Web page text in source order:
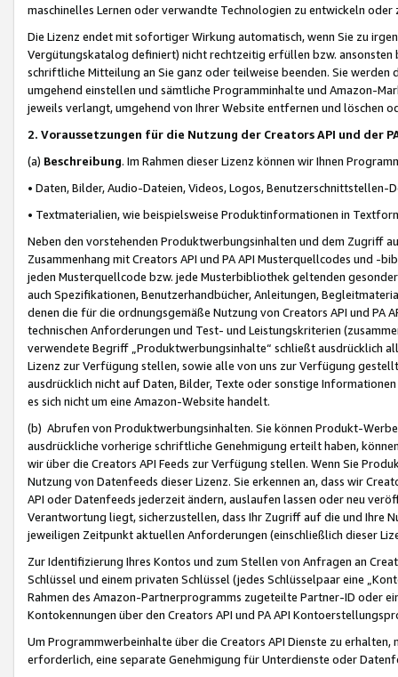
maschinelles Lernen oder verwandte Technologien zu entwickeln
Die Lizenz endet mit sofortiger Wirkung automatisch, wenn Sie zu
Vergütungskatalog definiert) nicht rechtzeitig erfüllen bzw. ansonsten
schriftliche Mitteilung an Sie ganz oder teilweise beenden. Sie werden
umgehend einstellen und sämtliche Programminhalte und Amazon-
jeweils verlangt, umgehend von Ihrer Website entfernen und löschen
2. Voraussetzungen für die Nutzung der Creators API und der
(a) Beschreibung. Im Rahmen dieser Lizenz können wir Ihnen
• Daten, Bilder, Audio-Dateien, Videos, Logos, Benutzerschnittstellen-
• Textmaterialien, wie beispielsweise Produktinformationen in
Neben den vorstehenden Produktwerbungsinhalten und dem Zugriff
Zusammenhang mit Creators API und PA API Musterquellcodes und
jeden Musterquellcode bzw. jede Musterbibliothek geltenden
auch Spezifikationen, Benutzerhandbücher, Anleitungen,
denen die für die ordnungsgemäße Nutzung von Creators API und PA
technischen Anforderungen und Test- und Leistungskriterien
verwendete Begriff „Produktwerbungsinhalte“ schließt ausdrücklich
Lizenz zur Verfügung stellen, sowie alle von uns zur Verfügung
ausdrücklich nicht auf Daten, Bilder, Texte oder sonstige
es sich nicht um eine Amazon-Website handelt.
(b) Abrufen von Produktwerbungsinhalten. Sie können Produkt-
ausdrückliche vorherige schriftliche Genehmigung erteilt haben,
wir über die Creators API Feeds zur Verfügung stellen. Wenn Sie
Nutzung von Datenfeeds dieser Lizenz. Sie erkennen an, dass wir
API oder Datenfeeds jederzeit ändern, auslaufen lassen oder neu
Verantwortung liegt, sicherzustellen, dass Ihr Zugriff auf die und Ihre
jeweiligen Zeitpunkt aktuellen Anforderungen (einschließlich dieser
Zur Identifizierung Ihres Kontos und zum Stellen von Anfragen an
Schlüssel und einem privaten Schlüssel (jedes Schlüsselpaar eine
Rahmen des Amazon-Partnerprogramms zugeteilte Partner-ID oder
Kontokennungen über den Creators API und PA API
Um Programmwerbeinhalte über die Creators API Dienste zu
erforderlich, eine separate Genehmigung für Unterdienste oder